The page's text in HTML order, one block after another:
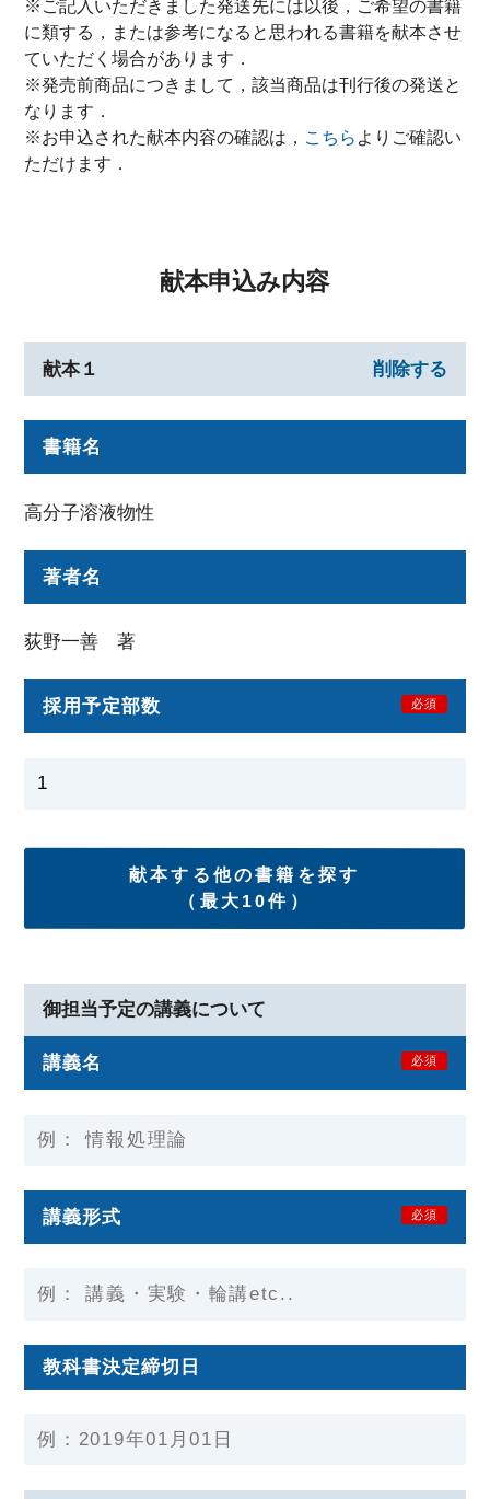
※ご記入いただきました発送先には以後，ご希望の書籍
に類する，または参考になると思われる書籍を献本させ
ていただく場合があります．
※発売前商品につきまして，該当商品は刊行後の発送と
なります．
※お申込された献本内容の確認は， こちら よりご確認い
ただけます．
献本申込み内容
献本１ 削除する
書籍名
高分子溶液物性
著者名
荻野一善 著
採用予定部数 必須
献本する他の書籍を探す
（最大10件）
御担当予定の講義について
講義名 必須
講義形式 必須
教科書決定締切日